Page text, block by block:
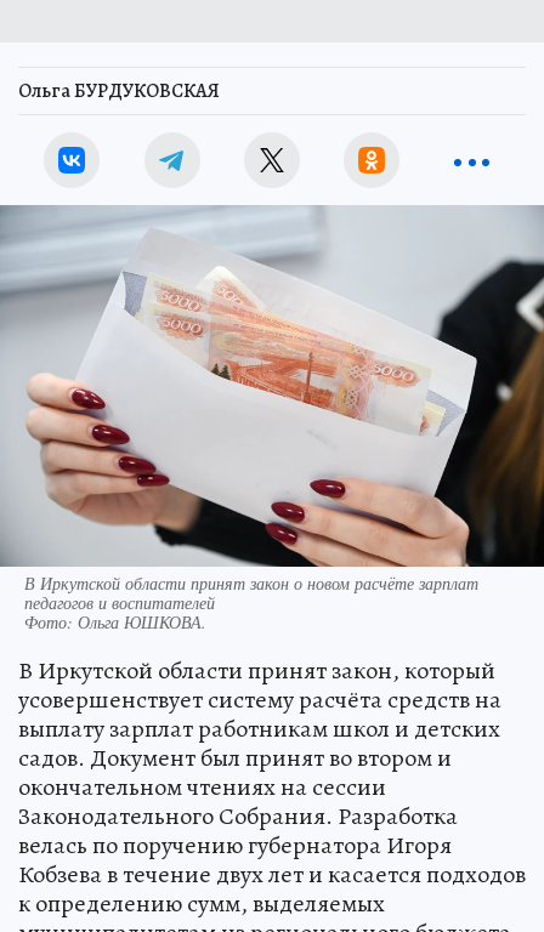
Ольга БУРДУКОВСКАЯ
В Иркутской области принят закон о новом расчёте зарплат
педагогов и воспитателей
Фото: Ольга ЮШКОВА.
В Иркутской области принят закон, который
усовершенствует систему расчёта средств на
выплату зарплат работникам школ и детских
садов. Документ был принят во втором и
окончательном чтениях на сессии
Законодательного Собрания. Разработка
велась по поручению губернатора Игоря
Кобзева в течение двух лет и касается подходов
к определению сумм, выделяемых